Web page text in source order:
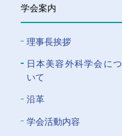
学会案内
理事長挨拶
⽇本美容外科学会につ
いて
沿革
学会活動内容